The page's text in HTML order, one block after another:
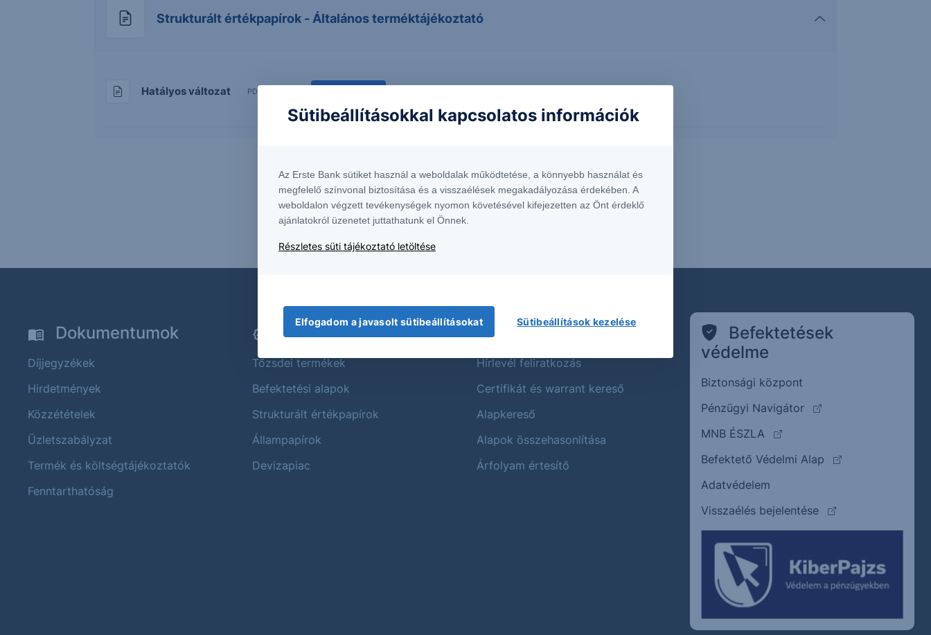
Strukturált értékpapírok - Általános terméktájékoztató
Hatályos változat PDF • 465Kb
Dokumentumok keresése
Dokumentumok
Díjjegyzékek
Hirdetmények
Közzétételek
Üzletszabályzat
Termék és költségtájékoztatók
Fenntarthatóság
Termékek
Tőzsdei termékek
Befektetési alapok
Strukturált értékpapírok
Állampapírok
Devizapiac
Szolgáltatások
Hírlevél feliratkozás
Certifikát és warrant kereső
Alapkereső
Alapok összehasonlítása
Árfolyam értesítő
Befektetések
védelme
Biztonsági központ
Pénzügyi Navigátor
(külső oldalra ugrik)
MNB ÉSZLA
(külső oldalra ugrik)
Befektető Védelmi Alap
(külső oldalra
Adatvédelem
Visszaélés bejelentése
(külső oldalra ugrik)
Sütibeállításokkal kapcsolatos információk
Az Erste Bank sütiket használ a weboldalak működtetése, a könnyebb használat és
megfelelő színvonal biztosítása és a visszaélések megakadályozása érdekében. A
weboldalon végzett tevékenységek nyomon követésével kifejezetten az Önt érdeklő
ajánlatokról üzenetet juttathatunk el Önnek.
Részletes süti tájékoztató letöltése
Elfogadom a javasolt sütibeállításokat Sütibeállítások kezelése